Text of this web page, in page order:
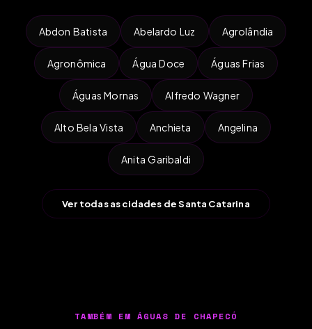
Abdon Batista Abelardo Luz Agrolândia
Agronômica Água Doce Águas Frias
Águas Mornas Alfredo Wagner
Alto Bela Vista Anchieta Angelina
Anita Garibaldi
Ver todas as cidades de Santa Catarina
TAMBÉM EM ÁGUAS DE CHAPECÓ